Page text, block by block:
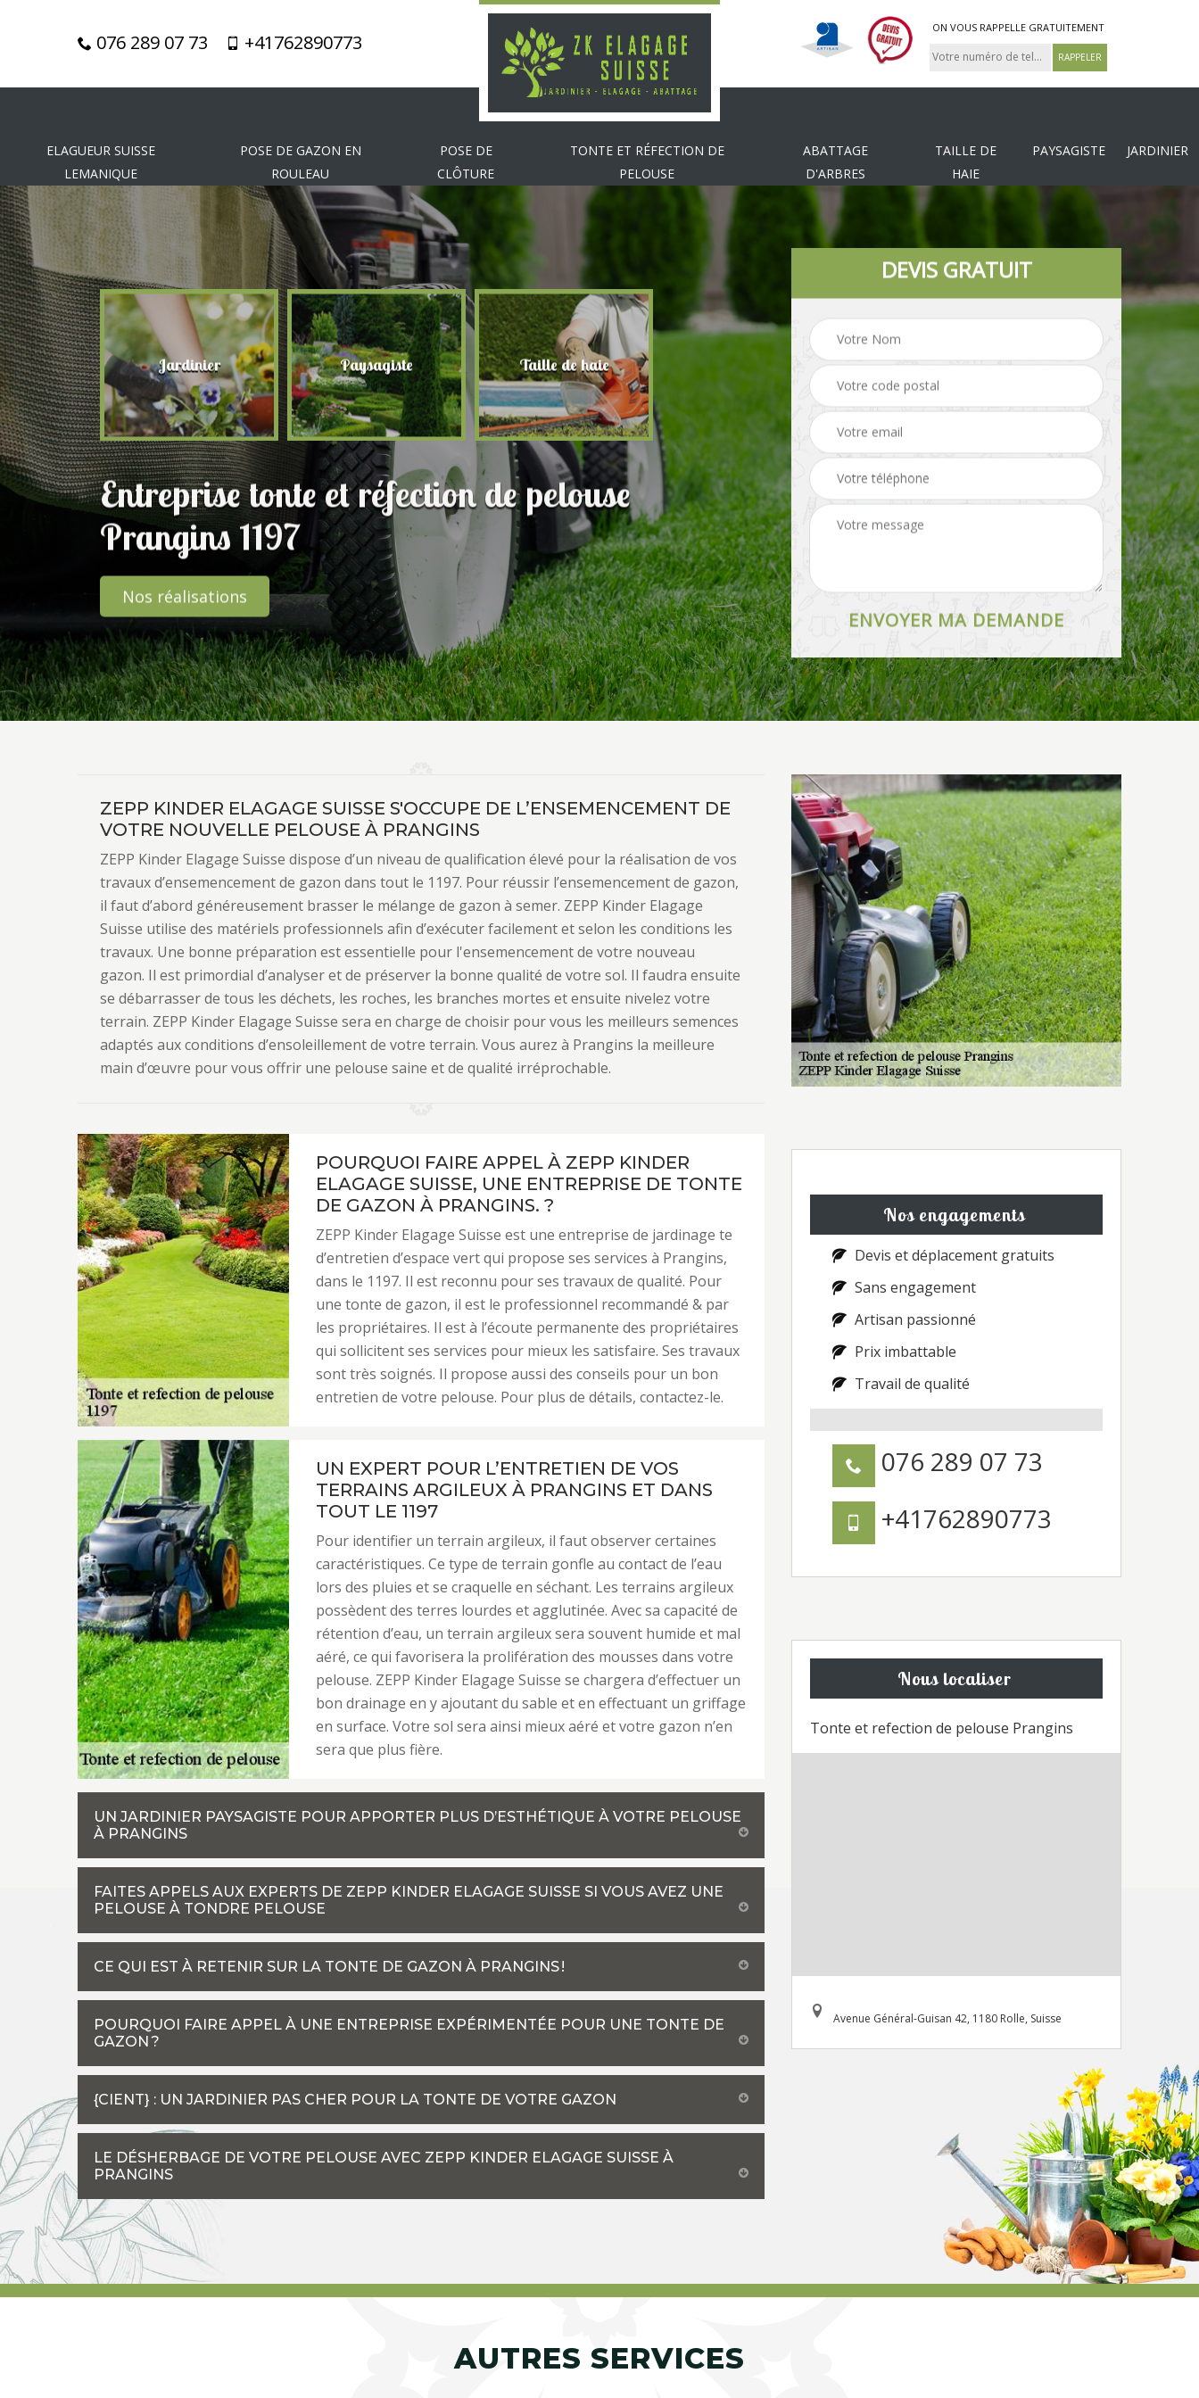
076 289 07 73 +41762890773
ON VOUS RAPPELLE GRATUITEMENT
ELAGUEUR SUISSE
LEMANIQUE
POSE DE GAZON EN
ROULEAU
POSE DE
CLÔTURE
TONTE ET RÉFECTION DE
PELOUSE
ABATTAGE
D'ARBRES
TAILLE DE
HAIE
PAYSAGISTE JARDINIER
Jardinier Paysagiste Taille de haie Abattage d'arbres Tonte et réfection de Pose de clôture
Entreprise tonte et réfection de pelouse
Prangins 1197
Nos réalisations
DEVIS GRATUIT
ZEPP KINDER ELAGAGE SUISSE S'OCCUPE DE L’ENSEMENCEMENT DE
VOTRE NOUVELLE PELOUSE À PRANGINS
ZEPP Kinder Elagage Suisse dispose d’un niveau de qualification élevé pour la réalisation de vos
travaux d’ensemencement de gazon dans tout le 1197. Pour réussir l’ensemencement de gazon,
il faut d’abord généreusement brasser le mélange de gazon à semer. ZEPP Kinder Elagage
Suisse utilise des matériels professionnels afin d’exécuter facilement et selon les conditions les
travaux. Une bonne préparation est essentielle pour l'ensemencement de votre nouveau
gazon. Il est primordial d’analyser et de préserver la bonne qualité de votre sol. Il faudra ensuite
se débarrasser de tous les déchets, les roches, les branches mortes et ensuite nivelez votre
terrain. ZEPP Kinder Elagage Suisse sera en charge de choisir pour vous les meilleurs semences
adaptés aux conditions d’ensoleillement de votre terrain. Vous aurez à Prangins la meilleure
main d’œuvre pour vous offrir une pelouse saine et de qualité irréprochable.
POURQUOI FAIRE APPEL À ZEPP KINDER
ELAGAGE SUISSE, UNE ENTREPRISE DE TONTE
DE GAZON À PRANGINS. ?
ZEPP Kinder Elagage Suisse est une entreprise de jardinage te
d’entretien d’espace vert qui propose ses services à Prangins,
dans le 1197. Il est reconnu pour ses travaux de qualité. Pour
une tonte de gazon, il est le professionnel recommandé & par
les propriétaires. Il est à l’écoute permanente des propriétaires
qui sollicitent ses services pour mieux les satisfaire. Ses travaux
sont très soignés. Il propose aussi des conseils pour un bon
entretien de votre pelouse. Pour plus de détails, contactez-le.
UN EXPERT POUR L’ENTRETIEN DE VOS
TERRAINS ARGILEUX À PRANGINS ET DANS
TOUT LE 1197
Pour identifier un terrain argileux, il faut observer certaines
caractéristiques. Ce type de terrain gonfle au contact de l’eau
lors des pluies et se craquelle en séchant. Les terrains argileux
possèdent des terres lourdes et agglutinée. Avec sa capacité de
rétention d’eau, un terrain argileux sera souvent humide et mal
aéré, ce qui favorisera la prolifération des mousses dans votre
pelouse. ZEPP Kinder Elagage Suisse se chargera d’effectuer un
bon drainage en y ajoutant du sable et en effectuant un griffage
en surface. Votre sol sera ainsi mieux aéré et votre gazon n’en
sera que plus fière.
UN JARDINIER PAYSAGISTE POUR APPORTER PLUS D’ESTHÉTIQUE À VOTRE PELOUSE
À PRANGINS
FAITES APPELS AUX EXPERTS DE ZEPP KINDER ELAGAGE SUISSE SI VOUS AVEZ UNE
PELOUSE À TONDRE PELOUSE
CE QUI EST À RETENIR SUR LA TONTE DE GAZON À PRANGINS !
POURQUOI FAIRE APPEL À UNE ENTREPRISE EXPÉRIMENTÉE POUR UNE TONTE DE
GAZON ?
{CIENT} : UN JARDINIER PAS CHER POUR LA TONTE DE VOTRE GAZON
LE DÉSHERBAGE DE VOTRE PELOUSE AVEC ZEPP KINDER ELAGAGE SUISSE À
PRANGINS
Nos engagements
Devis et déplacement gratuits
Sans engagement
Artisan passionné
Prix imbattable
Travail de qualité
076 289 07 73
+41762890773
Nous localiser
Tonte et refection de pelouse Prangins
Avenue Général-Guisan 42, 1180 Rolle, Suisse
AUTRES SERVICES